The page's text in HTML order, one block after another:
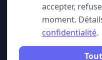
SUIVEZ-
accepter,
moment.
confidentialité.